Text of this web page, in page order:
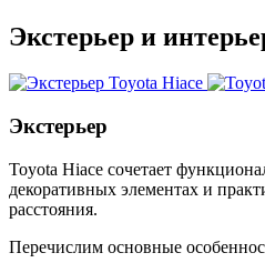
Экстерьер и
Экстерьер
Toyota Hiace сочетает
декоративных элементах и
расстояния.
Перечислим основные